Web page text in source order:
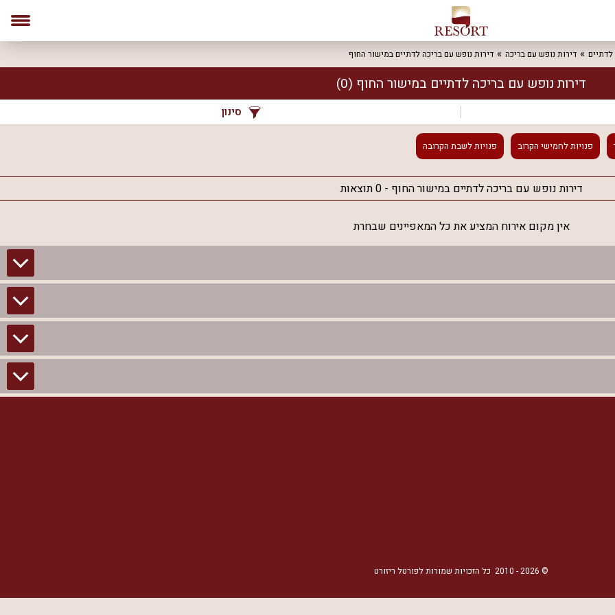
לדתיים דירות נופש עם בריכה דירות נופש עם בריכה לדתיים במישור החוף
דירות נופש עם בריכה לדתיים במישור החוף (0)
סינון
פנויותלחמישי הקרוב פנויותלשבת הקרובה
דירות נופש עם בריכה לדתיים במישור החוף - 0 תוצאות
אין מקום אירוח המציע את כל המאפיינים שבחרת
©
2026
- 2010 כל הזכויות שמורות לפורטל ריזורט